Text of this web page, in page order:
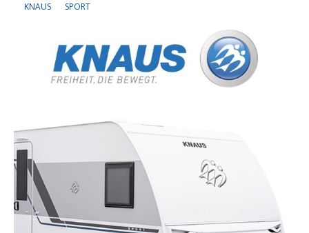
Lediga tjänster
KNAUS
SPORT